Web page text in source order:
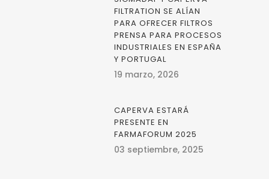
FILTRATION SE ALÍAN
PARA OFRECER FILTROS
PRENSA PARA PROCESOS
INDUSTRIALES EN ESPAÑA
Y PORTUGAL
19 marzo, 2026
CAPERVA ESTARÁ
PRESENTE EN
FARMAFORUM 2025
03 septiembre, 2025